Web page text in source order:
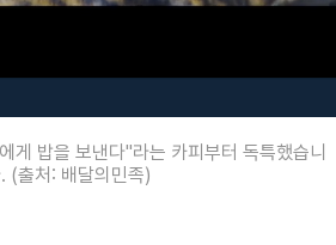
게 밥을 보낸다"라는 카피부터 독특했습니
(출처: 배달의민족)